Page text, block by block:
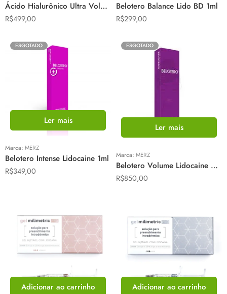
Ácido Hialurônico Ultra Volume Lido 2 mL – Rennova
R$499,00
Belotero Balance Lido BD 1ml
R$299,00
ESGOTADO
Ler mais
Marca: MERZ
Belotero Intense Lidocaine 1ml
R$349,00
ESGOTADO
Ler mais
Marca: MERZ
Belotero Volume Lidocaine 2ml
R$850,00
Adicionar ao carrinho Adicionar ao carrinho